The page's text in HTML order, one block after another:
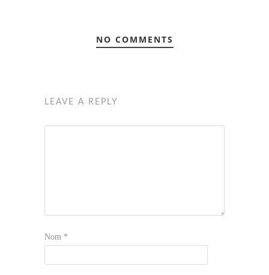
NO COMMENTS
LEAVE A REPLY
Nom *